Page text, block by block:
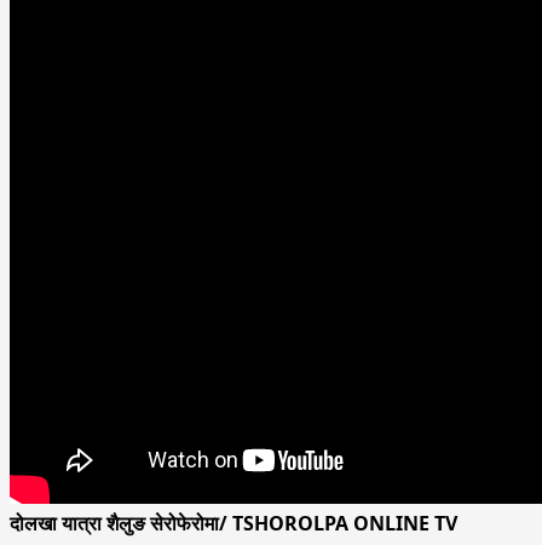
दोलखा यात्रा शैलुङ सेरोफेरोमा/ TSHOROLPA ONLINE TV